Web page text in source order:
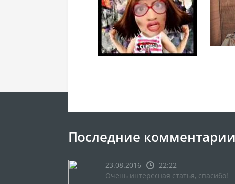
Последние комментарии
23.08.2016
22:22
Очень интересная статья, спасибо!